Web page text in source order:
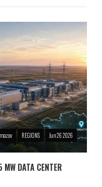
REGIONS Jun 26 2026
DATA CENTER